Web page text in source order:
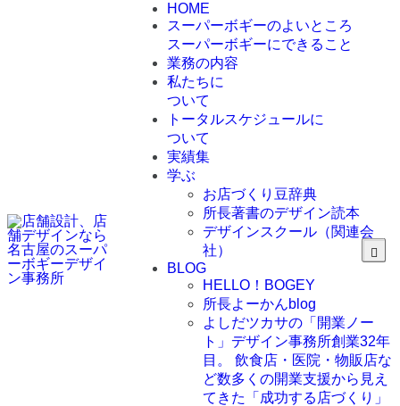
HOME
スーパーボギーのよいところ
スーパーボギーにできること
業務の内容
私たちに
ついて
トータルスケジュールに
ついて
実績集
学ぶ
お店づくり豆辞典
所長著書のデザイン読本
デザインスクール（関連会
社）
BLOG
HELLO！BOGEY
所長よーかんblog
よしだツカサの「開業ノー
ト」 デザイン事務所創業32年
目。 飲食店・医院・物販店な
ど数多くの開業支援から見え
てきた「成功する店づくり」